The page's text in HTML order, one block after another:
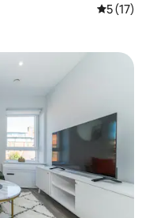
5 (17)